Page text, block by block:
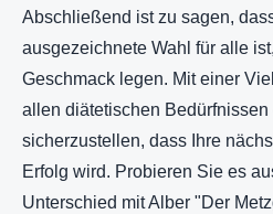
Abschließend ist zu sagen,
ausgezeichnete Wahl für alle
Geschmack legen. Mit einer
allen diätetischen
sicherzustellen, dass Ihre
Erfolg wird. Probieren Sie es
Unterschied mit Alber "Der